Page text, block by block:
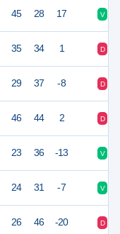
45 28 17 V
35 34 1 D
29 37 -8 D
46 44 2 D
23 36 -13 V
24 31 -7 V
26 46 -20 D